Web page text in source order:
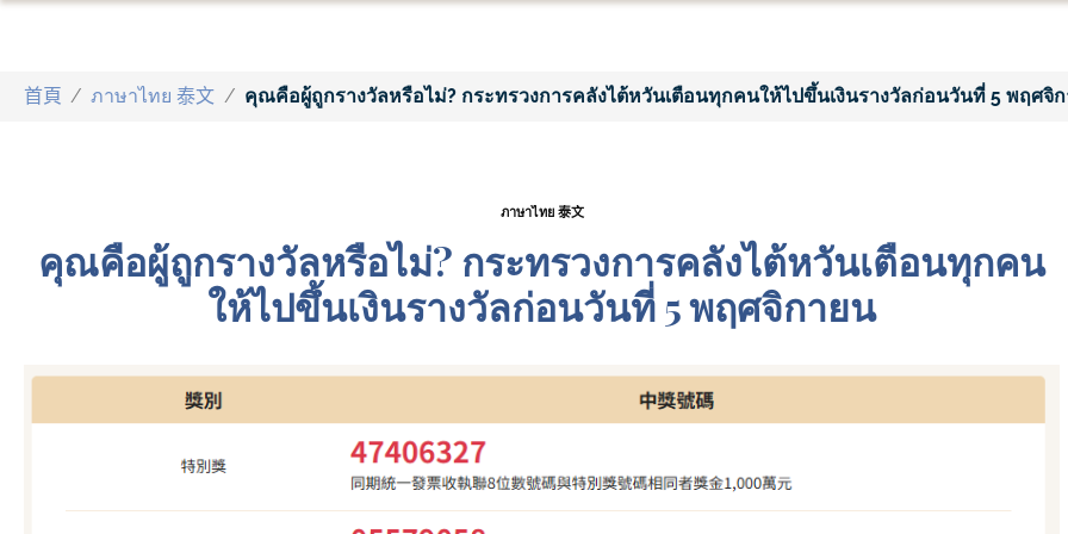
首頁 / ภาษาไทย 泰文 / คุณคือผู้ถูกรางวัลหรือไม่? กระทรวงการคลังไต้หวันเตือนทุกคนให้ไปขึ้นเงินรางวัลก่อนวันที่ 5 พฤศจิ
ภาษาไทย 泰文
คุณคือผู้ถูกรางวัลหรือไม่? กระทรวงการคลังไต้หวันเตือนทุกคน
ให้ไปขึ้นเงินรางวัลก่อนวันที่ 5 พฤศจิกายน